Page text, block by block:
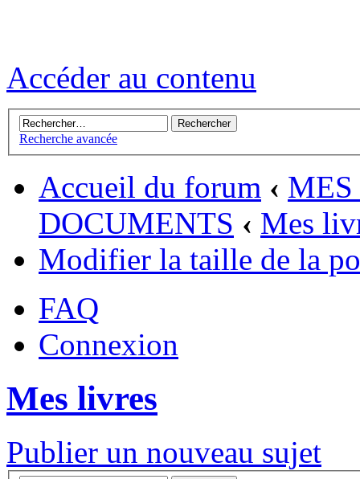
Accéder au contenu
Recherche avancée
Accueil du forum ‹
DOCUMENTS ‹ Mes
Modifier la taille de la
FAQ
Connexion
Mes livres
Publier un nouveau sujet